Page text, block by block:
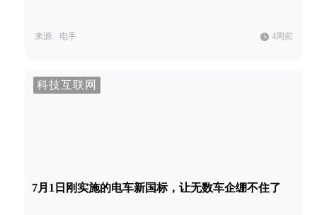
来源: 电手 4周前
科技互联网
7月1日刚实施的电车新国标，让无数车企绷不住了